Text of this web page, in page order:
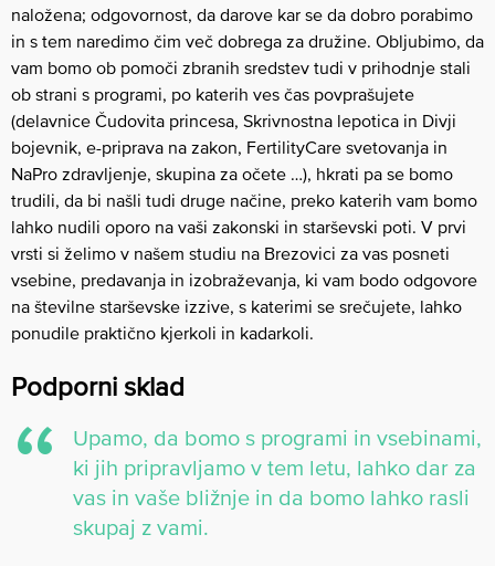
naložena; odgovornost, da darove kar se da dobro porabimo
in s tem naredimo čim več dobrega za družine. Obljubimo, da
vam bomo ob pomoči zbranih sredstev tudi v prihodnje stali
ob strani s programi, po katerih ves čas povprašujete
(delavnice Čudovita princesa, Skrivnostna lepotica in Divji
bojevnik, e-priprava na zakon, FertilityCare svetovanja in
NaPro zdravljenje, skupina za očete …), hkrati pa se bomo
trudili, da bi našli tudi druge načine, preko katerih vam bomo
lahko nudili oporo na vaši zakonski in starševski poti. V prvi
vrsti si želimo v našem studiu na Brezovici za vas posneti
vsebine, predavanja in izobraževanja, ki vam bodo odgovore
na številne starševske izzive, s katerimi se srečujete, lahko
ponudile praktično kjerkoli in kadarkoli.
Podporni sklad
Upamo, da bomo s programi in vsebinami,
ki jih pripravljamo v tem letu, lahko dar za
vas in vaše bližnje in da bomo lahko rasli
skupaj z vami.